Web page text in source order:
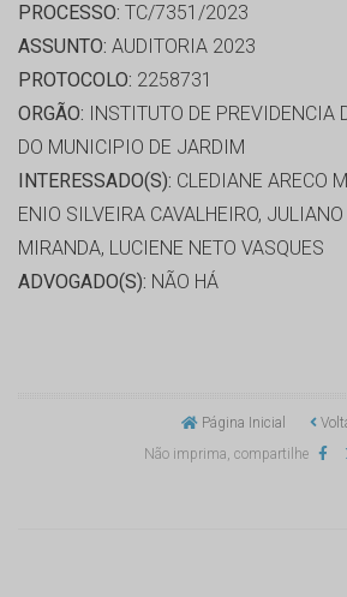
PROCESSO: TC/7351/2023
ASSUNTO: AUDITORIA 2023
PROTOCOLO: 2258731
ORGÃO: INSTITUTO DE PREVIDENCIA
DO MUNICIPIO DE JARDIM
INTERESSADO(S): CLEDIANE ARECO
ENIO SILVEIRA CAVALHEIRO,
MIRANDA, LUCIENE NETO VASQUES
ADVOGADO(S): NÃO HÁ
Página Inicial
Não imprima, compartilhe